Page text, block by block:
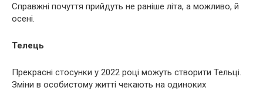
Справжні почуття прийдуть не раніше літа, а можливо, й
осені.
Телець
Прекрасні стосунки у 2022 році можуть створити Тельці.
Зміни в особистому житті чекають на одиноких